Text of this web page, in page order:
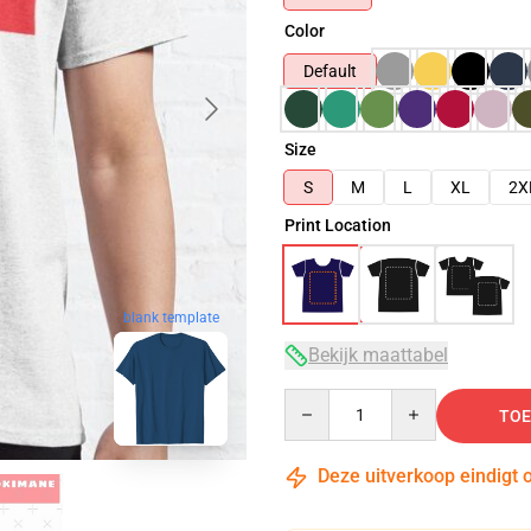
blank template
Color
Default
Size
S
M L XL
Print Location
Bekijk maattabel
Deze uitverkoop eindigt